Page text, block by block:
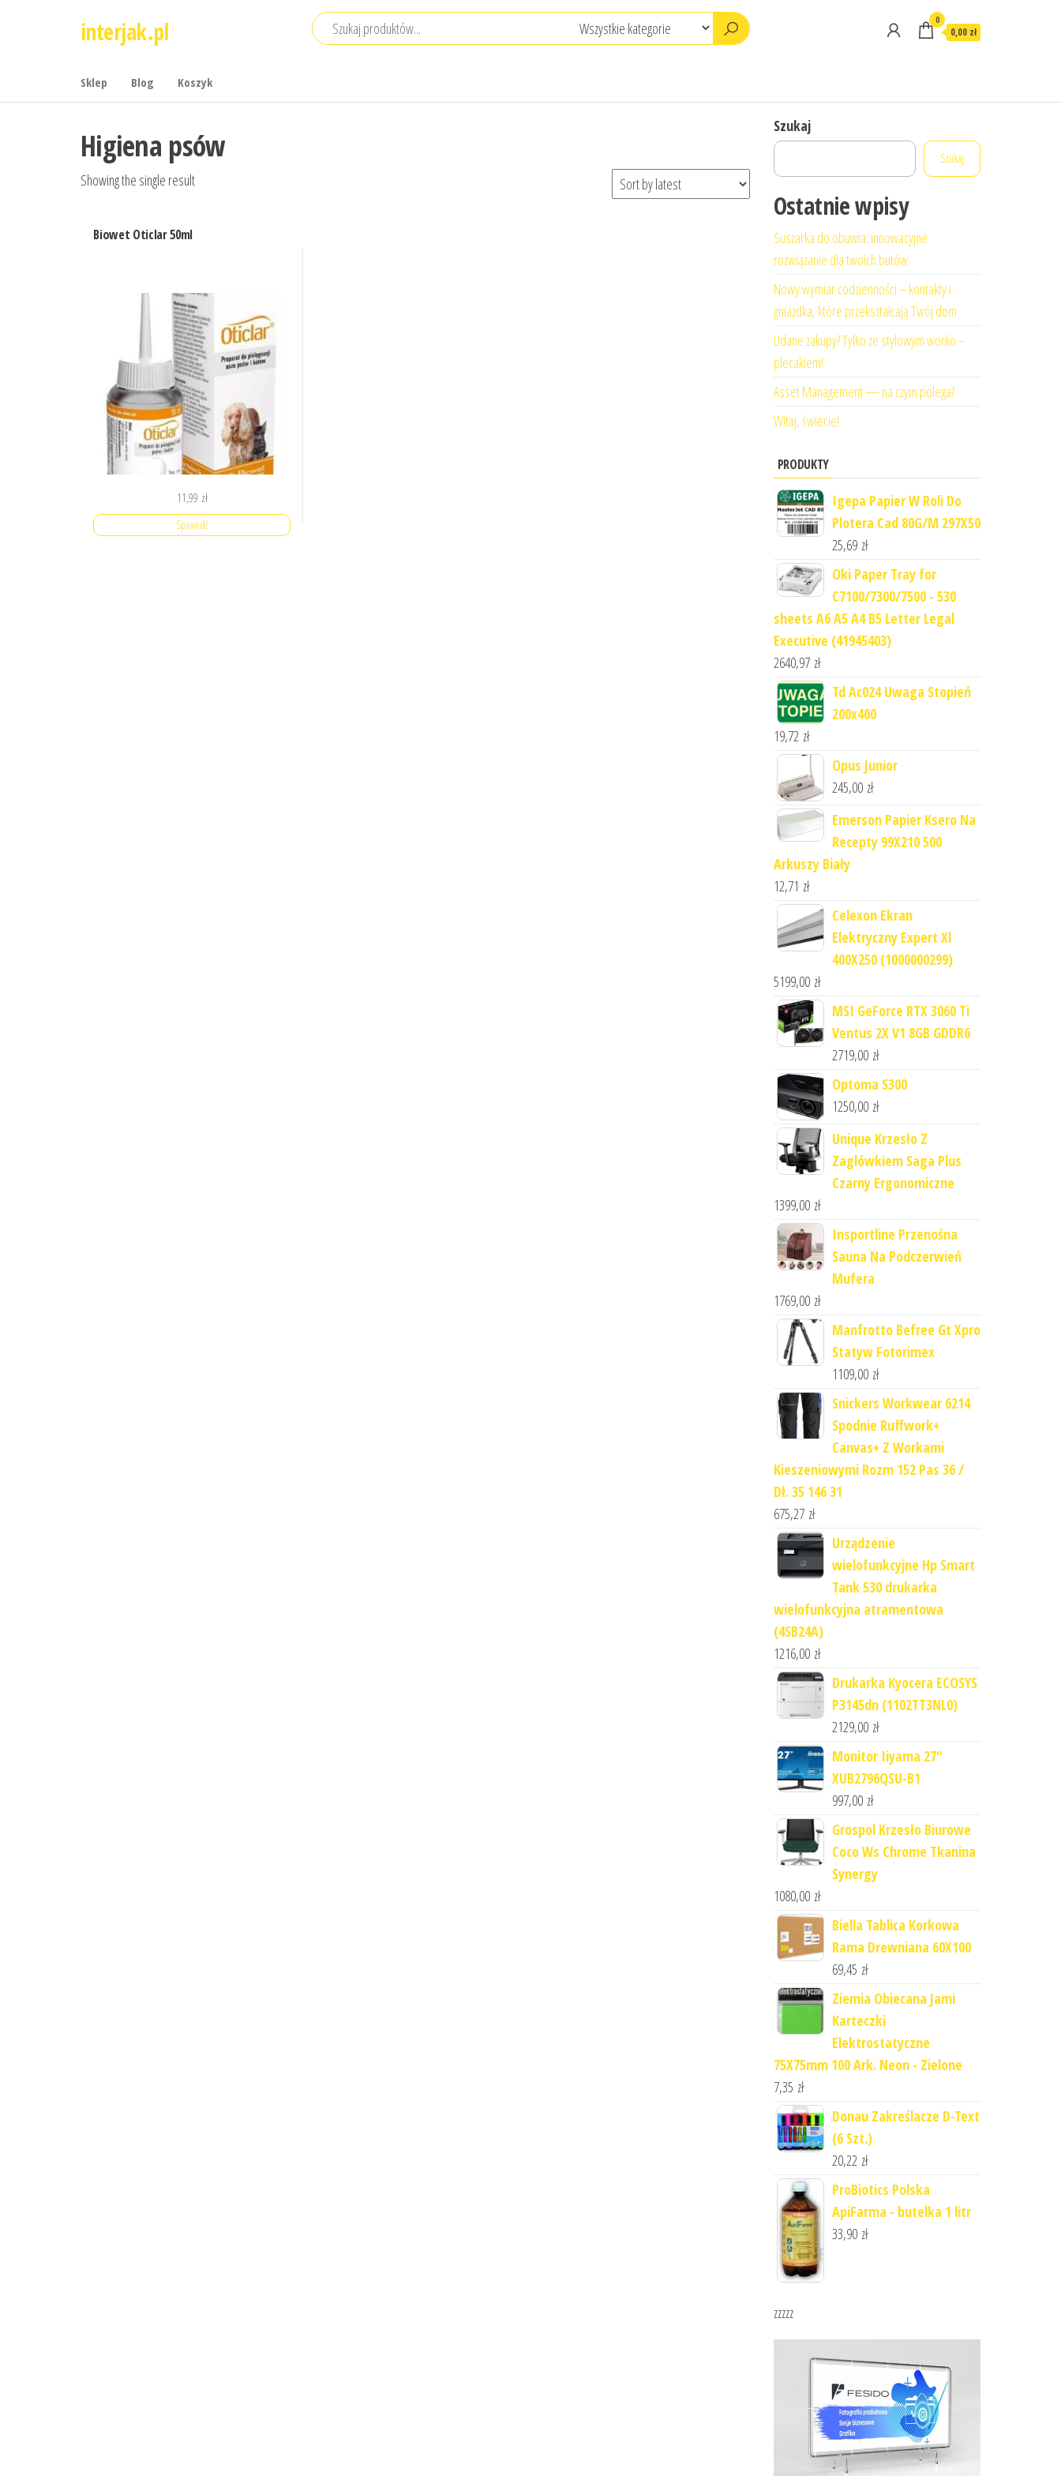
interjak.pl 0
0,00 zł
Sklep Blog Koszyk
Higiena psów
Showing the single result
Biowet Oticlar 50ml
11,99 zł
Sprawdź
Szukaj
Szukaj
Ostatnie wpisy
Suszarka do obuwia: innowacyjne
rozwiązanie dla twoich butów
Nowy wymiar codzienności – kontakty i
gniazdka, które przekształcają Twój dom
Udane zakupy? Tylko ze stylowym worko –
plecakiem!
Asset Management — na czym polega?
Witaj, świecie!
PRODUKTY
Igepa Papier W Roli Do
Plotera Cad 80G/M 297X50
25,69 zł
Oki Paper Tray for
C7100/7300/7500 - 530
sheets A6 A5 A4 B5 Letter Legal
Executive (41945403)
2640,97 zł
Td Ac024 Uwaga Stopień
200x400
19,72 zł
Opus Junior
245,00 zł
Emerson Papier Ksero Na
Recepty 99X210 500
Arkuszy Biały
12,71 zł
Celexon Ekran
Elektryczny Expert Xl
400X250 (1000000299)
5199,00 zł
MSI GeForce RTX 3060 Ti
Ventus 2X V1 8GB GDDR6
2719,00 zł
Optoma S300
1250,00 zł
Unique Krzesło Z
Zaglówkiem Saga Plus
Czarny Ergonomiczne
1399,00 zł
Insportline Przenośna
Sauna Na Podczerwień
Mufera
1769,00 zł
Manfrotto Befree Gt Xpro
Statyw Fotorimex
1109,00 zł
Snickers Workwear 6214
Spodnie Ruffwork+
Canvas+ Z Workami
Kieszeniowymi Rozm 152 Pas 36 /
Dł. 35 146 31
675,27 zł
Urządzenie
wielofunkcyjne Hp Smart
Tank 530 drukarka
wielofunkcyjna atramentowa
(4SB24A)
1216,00 zł
Drukarka Kyocera ECOSYS
P3145dn (1102TT3NL0)
2129,00 zł
Monitor Iiyama 27"
XUB2796QSU-B1
997,00 zł
Grospol Krzesło Biurowe
Coco Ws Chrome Tkanina
Synergy
1080,00 zł
Biella Tablica Korkowa
Rama Drewniana 60X100
69,45 zł
Ziemia Obiecana Jami
Karteczki
Elektrostatyczne
75X75mm 100 Ark. Neon - Zielone
7,35 zł
Donau Zakreślacze D-Text
(6 Szt.)
20,22 zł
ProBiotics Polska
ApiFarma - butelka 1 litr
33,90 zł
zzzzz